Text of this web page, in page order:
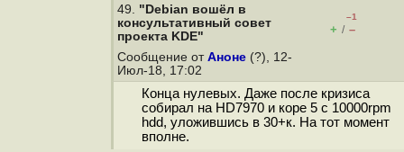
49. "Debian вошёл в
консультативный cовет
проекта KDE"
–1
+ / –
Сообщение от Аноне (?), 12-
Июл-18, 17:02
Конца нулевых. Даже после кризиса
собирал на HD7970 и коре 5 с 10000rpm
hdd, уложившись в 30+к. На тот момент
вполне.